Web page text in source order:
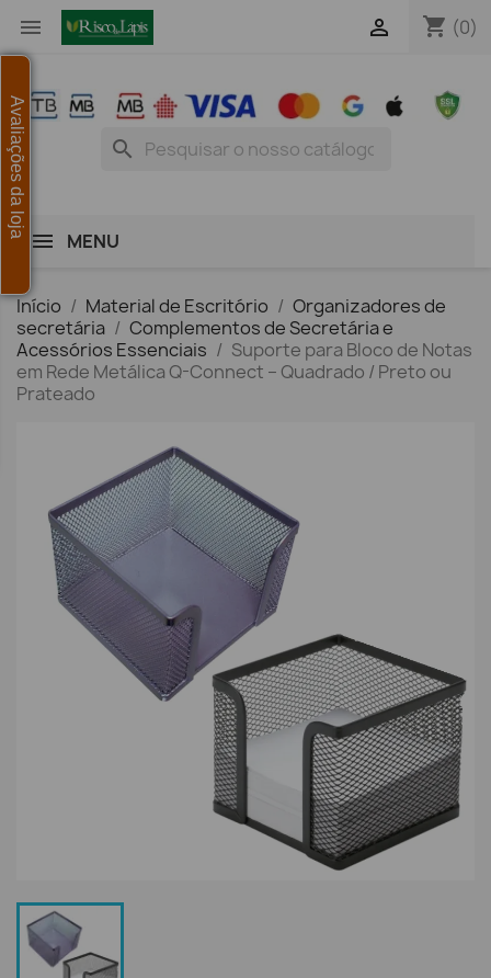
 shopping_cart (0)

search
MENU
Início Material de Escritório
Organizadores de
secretária
Complementos de Secretária e
Acessórios Essenciais
Suporte para Bloco de Notas
em Rede Metálica Q-Connect – Quadrado / Preto ou
Prateado
Avaliações da loja